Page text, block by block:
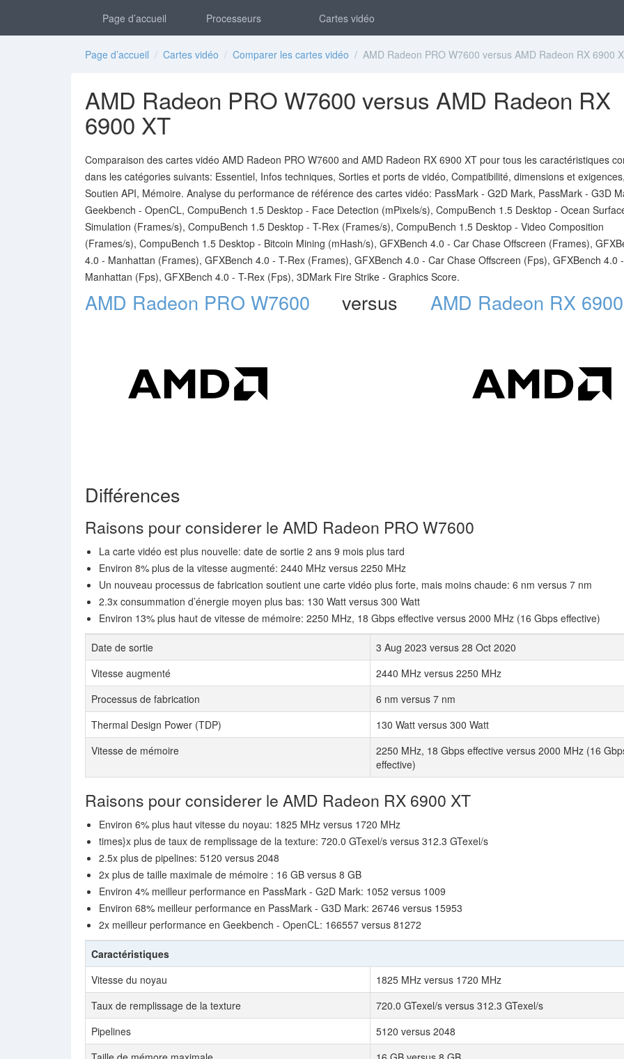
Page d’accueil Processeurs Cartes vidéo
Page d’accueil / Cartes vidéo / Comparer les cartes vidéo / AMD Radeon PRO W7600 versus AMD Radeon RX 6900
AMD Radeon PRO W7600 versus AMD Radeon RX
6900 XT
Comparaison des cartes vidéo AMD Radeon PRO W7600 and AMD Radeon RX 6900 XT pour tous les caractéristiques
dans les catégories suivants: Essentiel, Infos techniques, Sorties et ports de vidéo, Compatibilité, dimensions et exigences,
Soutien API, Mémoire. Analyse du performance de référence des cartes vidéo: PassMark - G2D Mark, PassMark - G3D
Geekbench - OpenCL, CompuBench 1.5 Desktop - Face Detection (mPixels/s), CompuBench 1.5 Desktop - Ocean
Simulation (Frames/s), CompuBench 1.5 Desktop - T-Rex (Frames/s), CompuBench 1.5 Desktop - Video Composition
(Frames/s), CompuBench 1.5 Desktop - Bitcoin Mining (mHash/s), GFXBench 4.0 - Car Chase Offscreen (Frames),
4.0 - Manhattan (Frames), GFXBench 4.0 - T-Rex (Frames), GFXBench 4.0 - Car Chase Offscreen (Fps), GFXBench 4.0 -
Manhattan (Fps), GFXBench 4.0 - T-Rex (Fps), 3DMark Fire Strike - Graphics Score.
AMD Radeon PRO W7600 versus AMD Radeon RX
Différences
Raisons pour considerer le AMD Radeon PRO W7600
La carte vidéo est plus nouvelle: date de sortie 2 ans 9 mois plus tard
Environ 8% plus de la vitesse augmenté: 2440 MHz versus 2250 MHz
Un nouveau processus de fabrication soutient une carte vidéo plus forte, mais moins chaude: 6 nm versus 7 nm
2.3x consummation d’énergie moyen plus bas: 130 Watt versus 300 Watt
Environ 13% plus haut de vitesse de mémoire: 2250 MHz, 18 Gbps effective versus 2000 MHz (16 Gbps effective)
Date de sortie
3 Aug 2023 versus 28 Oct 2020
Vitesse augmenté
2440 MHz versus 2250 MHz
Processus de fabrication
6 nm versus 7 nm
Thermal Design Power (TDP)
130 Watt versus 300 Watt
Vitesse de mémoire
2250 MHz, 18 Gbps effective versus 2000 MHz (16
effective)
Raisons pour considerer le AMD Radeon RX 6900 XT
Environ 6% plus haut vitesse du noyau: 1825 MHz versus 1720 MHz
times}x plus de taux de remplissage de la texture: 720.0 GTexel/s versus 312.3 GTexel/s
2.5x plus de pipelines: 5120 versus 2048
2x plus de taille maximale de mémoire : 16 GB versus 8 GB
Environ 4% meilleur performance en PassMark - G2D Mark: 1052 versus 1009
Environ 68% meilleur performance en PassMark - G3D Mark: 26746 versus 15953
2x meilleur performance en Geekbench - OpenCL: 166557 versus 81272
Caractéristiques
Vitesse du noyau
1825 MHz versus 1720 MHz
Taux de remplissage de la texture
720.0 GTexel/s versus 312.3 GTexel/s
Pipelines
5120 versus 2048